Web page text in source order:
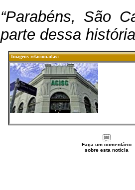
“Parabéns, São
parte dessa
Imagens relacionadas:
Faça um comentário
sobre esta notícia